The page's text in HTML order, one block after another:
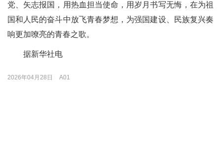
党、矢志报国，用热血担当使命，用岁月书写无悔，在为祖
国和人民的奋斗中放飞青春梦想，为强国建设、民族复兴奏
响更加嘹亮的青春之歌。
据新华社电
2026年04月28日 A01